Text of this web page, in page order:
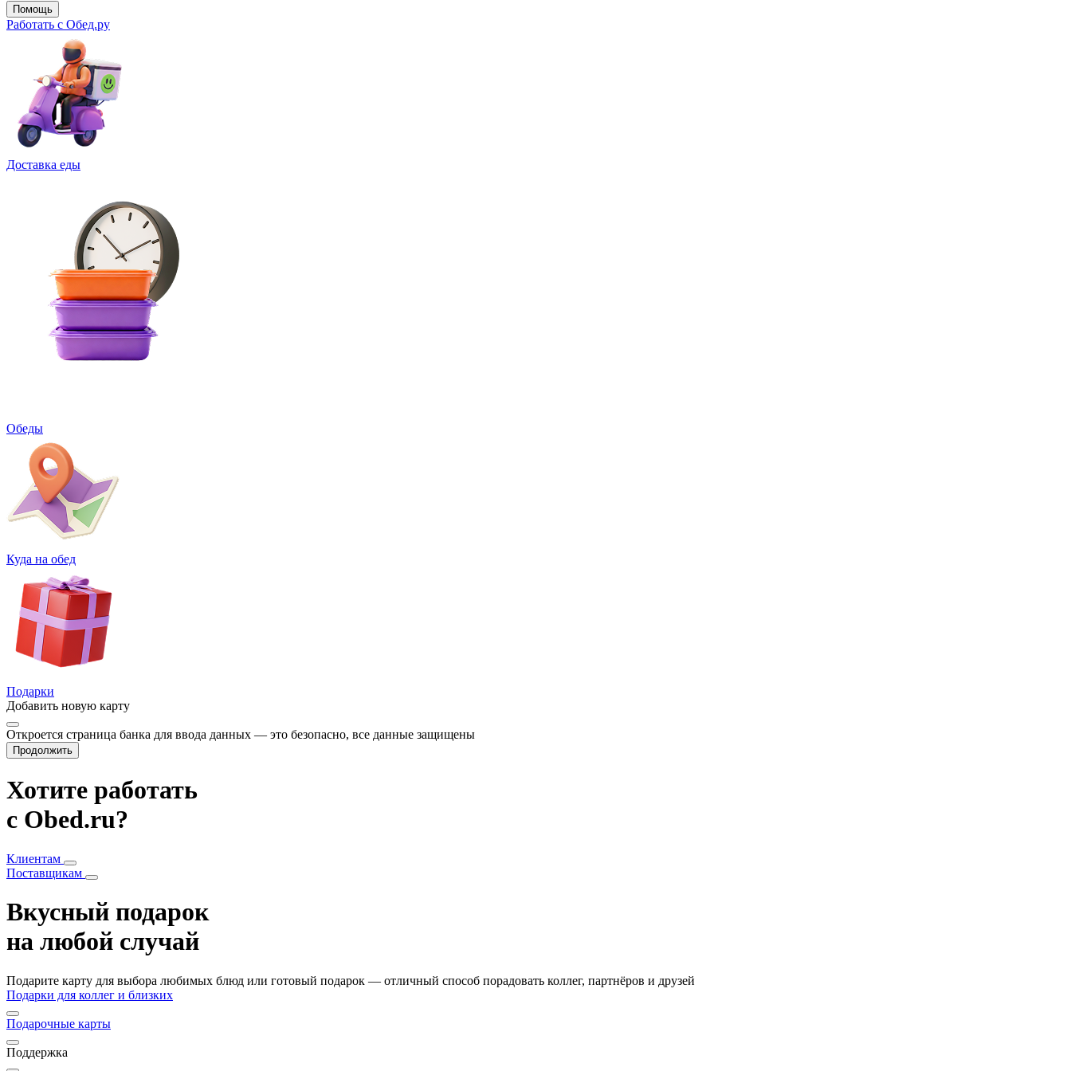
Помощь
Работать с Обед.ру
Доставка еды
Обеды
Куда на обед
Подарки
Добавить новую карту
Откроется страница банка для ввода данных — это безопасно, все данные защищены
Продолжить
Хотите работать
с Obed.ru?
Клиентам
Поставщикам
Вкусный подарок
на любой случай
Подарите карту для выбора любимых блюд или готовый подарок — отличный способ порадовать коллег, партнёров и друзей
Подарки для коллег и близких
Подарочные карты
Поддержка